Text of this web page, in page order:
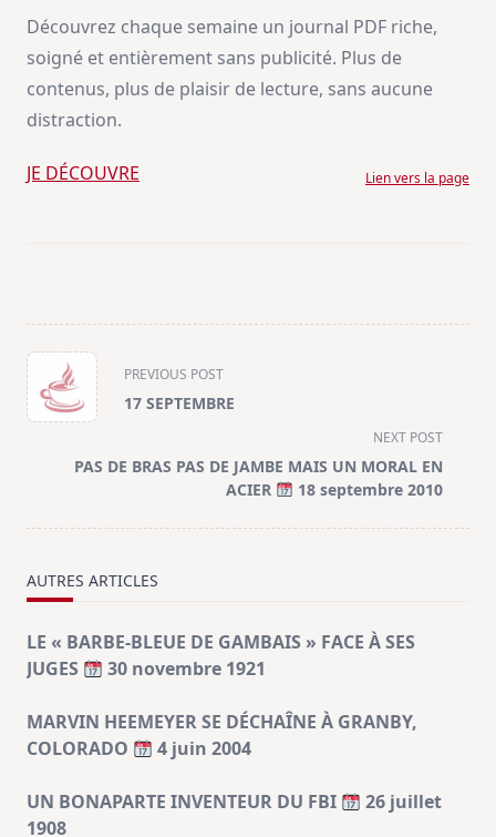
Découvrez chaque semaine un journal PDF riche,
soigné et entièrement sans publicité. Plus de
contenus, plus de plaisir de lecture, sans aucune
distraction.
JE DÉCOUVRE Lien vers la page
<span
class="nav-
subtitle
reader-
PREVIOUS POST
17 SEPTEMBRE
NEXT POST
PAS DE BRAS PAS DE JAMBE MAIS UN MORAL EN
ACIER
18 septembre 2010
AUTRES ARTICLES
LE « BARBE-BLEUE DE GAMBAIS » FACE À SES
JUGES
30 novembre 1921
MARVIN HEEMEYER SE DÉCHAÎNE À GRANBY,
COLORADO
4 juin 2004
UN BONAPARTE INVENTEUR DU FBI
26 juillet
1908